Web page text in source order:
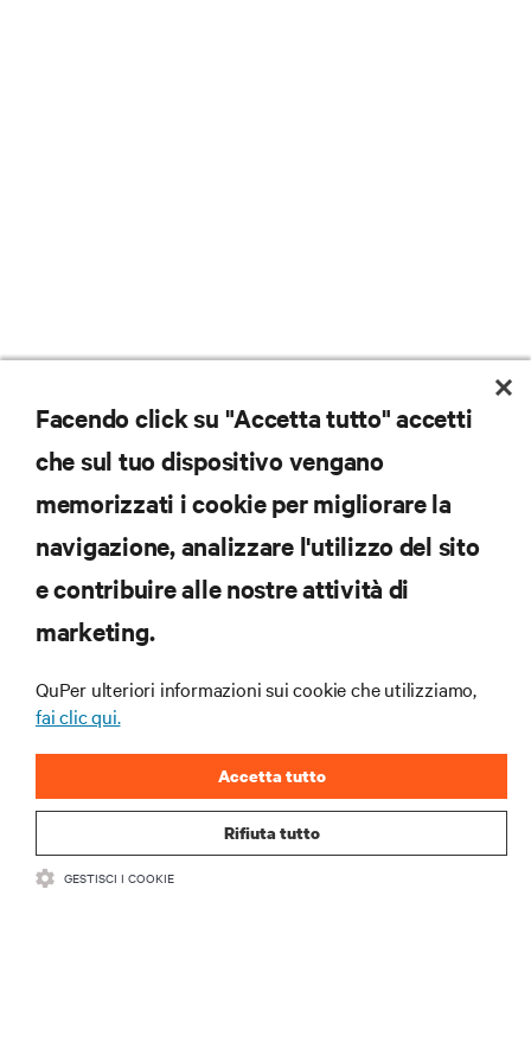
Iscriviti per scoprire le ultime tendenze
e gli approfondimenti degli esperti sulla gestione di
data center e infrastrutture.
Facendo click su "Accetta tutto" accetti
che sul tuo dispositivo vengano
memorizzati i cookie per migliorare la
navigazione, analizzare l'utilizzo del sito
e contribuire alle nostre attività di
marketing.
QuPer ulteriori informazioni sui cookie che utilizziamo,
fai clic qui.
Rifiuta tutto
Accetta tutto
GESTISCI I COOKIE